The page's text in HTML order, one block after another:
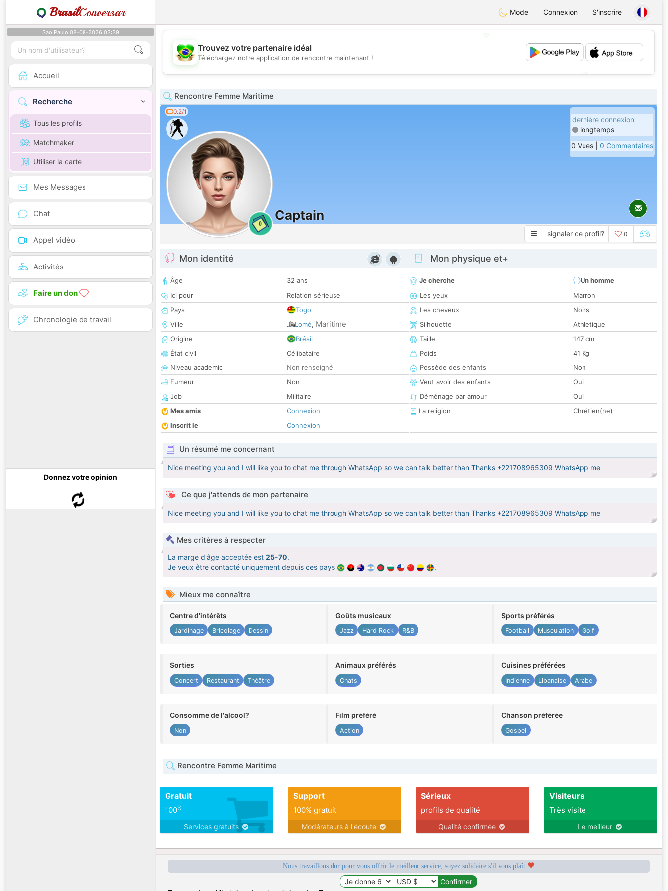
BrasilConversar Mode Connexion S'inscrire
Sao Paulo 08-08-2026 03:39
Accueil
Recherche
Tous les profils
Matchmaker
Utiliser la carte
Mes Messages
Chat
Appel vidéo
Activités
Faire un don
Chronologie de travail
Donnez votre opinion
💖
💕
Trouvez votre partenaire idéal
Téléchargez notre application de rencontre maintenant !
Rencontre Femme Maritime
0.2/1
0
Captain
dernière connexion
longtemps
0 Vues | 0 Commentaires
signaler ce profil? 0
Mon identité
Âge
32 ans
Ici pour
Relation sérieuse
Pays
Togo
Ville
Lomé, Maritime
Origine
Brésil
État civil
Célibataire
Niveau academic
Non renseigné
Fumeur
Non
Job
Militaire
Mes amis
Connexion
Inscrit le
Connexion
Mon physique et+
Je cherche
Un homme
Les yeux
Marron
Les cheveux
Noirs
Silhouette
Athletique
Taille
147 cm
Poids
41 Kg
Possède des enfants
Non
Veut avoir des enfants
Oui
Déménage par amour
Oui
La religion
Chrétien(ne)
Un résumé me concernant
Nice meeting you and I will like you to chat me through WhatsApp so we can talk better than Thanks +221708965309 WhatsApp me
Ce que j'attends de mon partenaire
Nice meeting you and I will like you to chat me through WhatsApp so we can talk better than Thanks +221708965309 WhatsApp me
Mes critères à respecter
La marge d'âge acceptée est 25-70.
Je veux être contacté uniquement depuis ces pays
.
Mieux me connaître
Centre d'intérêts
Jardinage Bricolage Dessin
Goûts musicaux
Jazz Hard Rock R&B
Sports préférés
Football Musculation Golf
Sorties
Concert Restaurant Théâtre
Animaux préférés
Chats
Cuisines préférées
Indienne Libanaise Arabe
Consomme de l'alcool?
Non
Film préféré
Action
Chanson préférée
Gospel
Rencontre Femme Maritime
Gratuit
100%
Services gratuits
Support
100% gratuit
Modérateurs à l'écoute
Sérieux
profils de qualité
Qualité confirmée
Visiteurs
Très visité
Le meilleur
Nous travaillons dur pour vous offrir le meilleur service, soyez solidaire s'il vous plaît